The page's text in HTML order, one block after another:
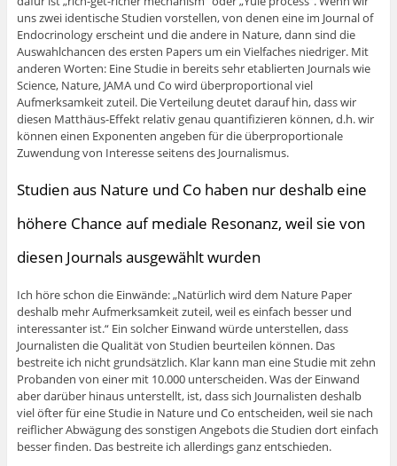
uns zwei identische Studien vorstellen, von denen eine im Journal of
Endocrinology erscheint und die andere in Nature, dann sind die
Auswahlchancen des ersten Papers um ein Vielfaches niedriger. Mit
anderen Worten: Eine Studie in bereits sehr etablierten Journals wie
Science, Nature, JAMA und Co wird überproportional viel
Aufmerksamkeit zuteil. Die Verteilung deutet darauf hin, dass wir
diesen Matthäus-Effekt relativ genau quantifizieren können, d.h. wir
können einen Exponenten angeben für die überproportionale
Zuwendung von Interesse seitens des Journalismus.
Studien aus Nature und Co haben nur deshalb eine
höhere Chance auf mediale Resonanz, weil sie von
diesen Journals ausgewählt wurden
Ich höre schon die Einwände: „Natürlich wird dem Nature Paper
deshalb mehr Aufmerksamkeit zuteil, weil es einfach besser und
interessanter ist.“ Ein solcher Einwand würde unterstellen, dass
Journalisten die Qualität von Studien beurteilen können. Das
bestreite ich nicht grundsätzlich. Klar kann man eine Studie mit zehn
Probanden von einer mit 10.000 unterscheiden. Was der Einwand
aber darüber hinaus unterstellt, ist, dass sich Journalisten deshalb
viel öfter für eine Studie in Nature und Co entscheiden, weil sie nach
reiflicher Abwägung des sonstigen Angebots die Studien dort einfach
besser finden. Das bestreite ich allerdings ganz entschieden.